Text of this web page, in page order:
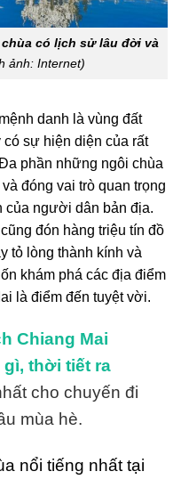
có lịch sử lâu đời và
ảnh: Internet)
danh là vùng đất
sự hiện diện của rất
phần những ngôi chùa
đóng vai trò quan trọng
của người dân bản địa.
đón hàng triệu tín đồ
tỏ lòng thành kính và
khám phá các địa điểm
là điểm đến tuyệt vời.
Chiang Mai
thời tiết ra
cho chuyến đi
mùa hè.
nổi tiếng nhất tại